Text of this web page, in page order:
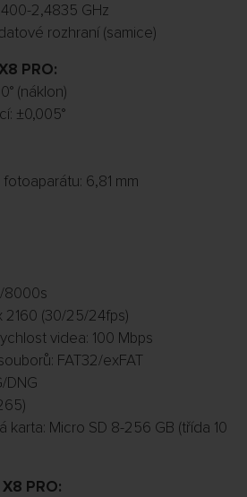
2,4835 GHz
rozhraní (samice)
PRO:
(náklon)
±0,005°
6,81 mm
8000s
2160 (30/25/24fps)
videa: 100 Mbps
FAT32/exFAT
DNG
Micro SD 8-256 GB (třída 10
PRO: